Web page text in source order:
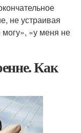
не устраивая
«у меня не
Как